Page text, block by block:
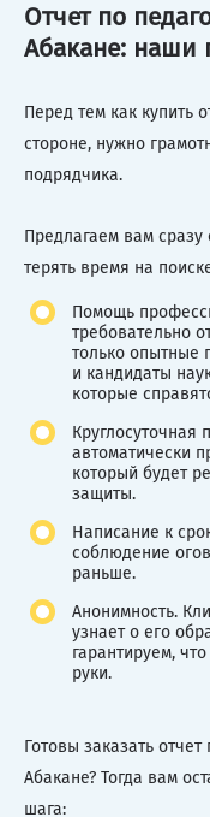
Отчет по
Абакане: наши
Перед тем как купить
стороне, нужно
подрядчика.
Предлагаем вам
терять время на
Помощь
требовательно
только опытные
и кандидаты
которые
Круглосуточная
автоматически
который будет
защиты.
Написание к
соблюдение
раньше.
Анонимность.
узнает о его
гарантируем,
руки.
Готовы заказать
Абакане? Тогда вам
шага: